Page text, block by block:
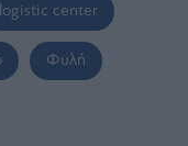
logistic center
Φυλή